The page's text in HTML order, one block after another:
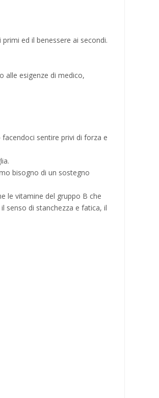
ed il benessere ai secondi.
alle esigenze di medico,
sentire privi di forza e
bisogno di un sostegno
le vitamine del gruppo B che
senso di stanchezza e fatica, il